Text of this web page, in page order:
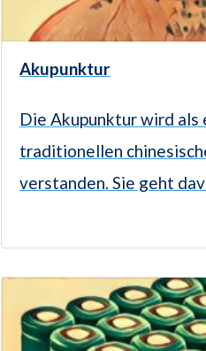
Akupunktur
Die Akupunktur wird als
traditionellen
verstanden. Sie geht